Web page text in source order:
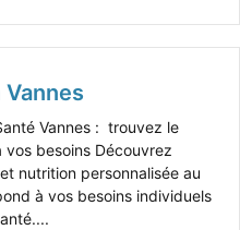
Vannes : trouvez le
besoins Découvrez
nutrition personnalisée au
à vos besoins individuels